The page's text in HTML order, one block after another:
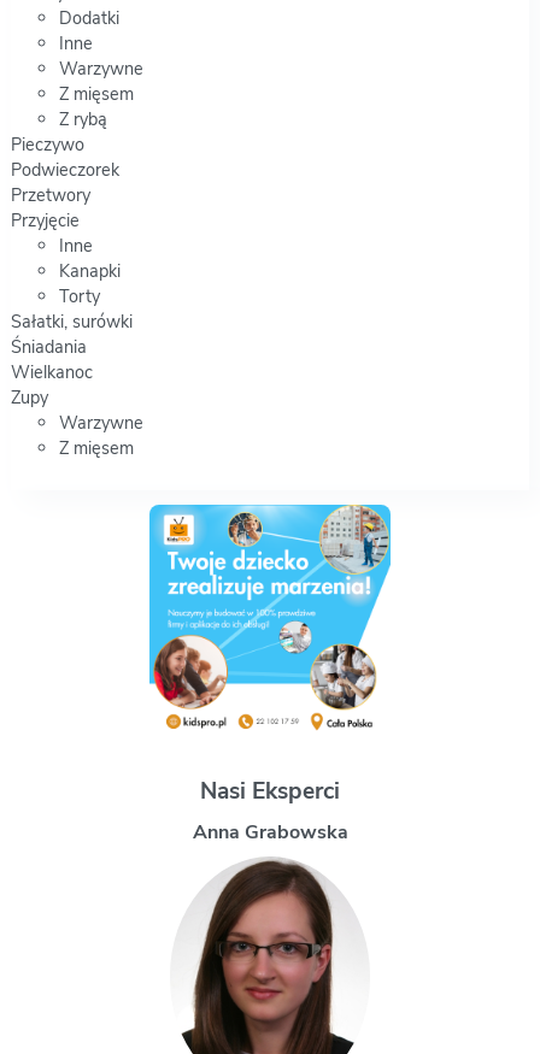
Dodatki
Inne
Warzywne
Z mięsem
Z rybą
Pieczywo
Podwieczorek
Przetwory
Przyjęcie
Inne
Kanapki
Torty
Sałatki, surówki
Śniadania
Wielkanoc
Zupy
Warzywne
Z mięsem
Nasi Eksperci